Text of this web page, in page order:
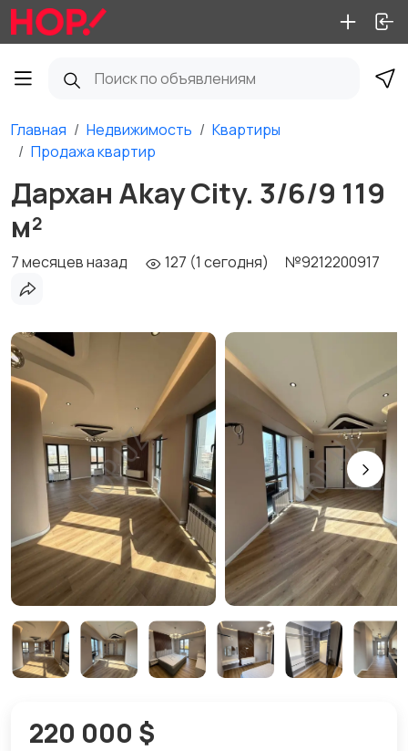
Главная Недвижимость
Квартиры
Продажа квартир
Дархан Akay City. 3/6/9 119
м²
7 месяцев назад 127 (1 сегодня) №9212200917
220 000 $